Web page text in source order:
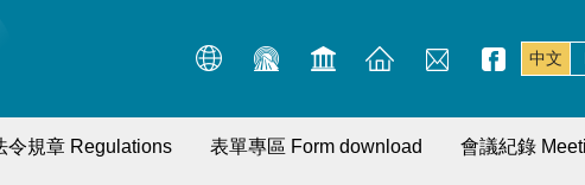
中文
令規章 Regulations 表單專區 Form download 會議紀錄